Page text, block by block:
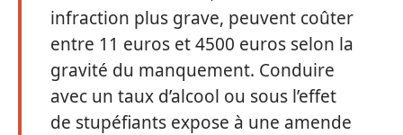
infraction plus grave, peuvent coûter
entre 11 euros et 4500 euros selon la
gravité du manquement. Conduire
avec un taux d’alcool ou sous l’effet
de stupéfiants expose à une amende